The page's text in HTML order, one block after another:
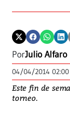
PorJulio Alfaro
04/04/2014 02:00
Este fin de
torneo.